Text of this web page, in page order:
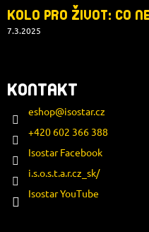
KOLO PRO ŽIVOT: CO
7.3.2025
KONTAKT
eshop@isostar.cz
+420 602 366 388
Isostar Facebook
i.s.o.s.t.a.r.cz_sk/
Isostar YouTube